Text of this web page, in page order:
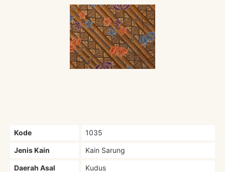
Kode 1035
Jenis Kain Kain Sarung
Daerah Asal Kudus